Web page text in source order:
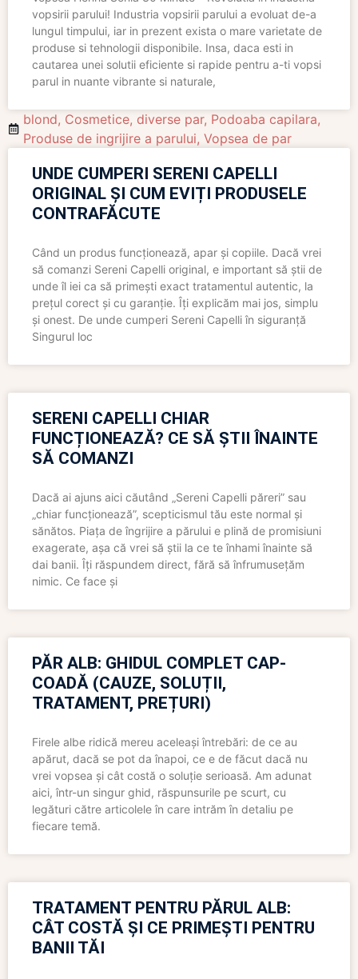
vopsirii parului! Industria vopsirii parului a evoluat de-a
lungul timpului, iar in prezent exista o mare varietate de
produse si tehnologii disponibile. Insa, daca esti in
cautarea unei solutii eficiente si rapide pentru a-ti vopsi
parul in nuante vibrante si naturale,
blond, Cosmetice, diverse par, Podoaba capilara,
Produse de ingrijire a parului, Vopsea de par
UNDE CUMPERI SERENI CAPELLI
ORIGINAL ȘI CUM EVIȚI PRODUSELE
CONTRAFĂCUTE
Când un produs funcționează, apar și copiile. Dacă vrei
să comanzi Sereni Capelli original, e important să știi de
unde îl iei ca să primești exact tratamentul autentic, la
prețul corect și cu garanție. Îți explicăm mai jos, simplu
și onest. De unde cumperi Sereni Capelli în siguranță
Singurul loc
SERENI CAPELLI CHIAR
FUNCȚIONEAZĂ? CE SĂ ȘTII ÎNAINTE
SĂ COMANZI
Dacă ai ajuns aici căutând „Sereni Capelli păreri” sau
„chiar funcționează”, scepticismul tău este normal și
sănătos. Piața de îngrijire a părului e plină de promisiuni
exagerate, așa că vrei să știi la ce te înhami înainte să
dai banii. Îți răspundem direct, fără să înfrumusețăm
nimic. Ce face și
PĂR ALB: GHIDUL COMPLET CAP-
COADĂ (CAUZE, SOLUȚII,
TRATAMENT, PREȚURI)
Firele albe ridică mereu aceleași întrebări: de ce au
apărut, dacă se pot da înapoi, ce e de făcut dacă nu
vrei vopsea și cât costă o soluție serioasă. Am adunat
aici, într-un singur ghid, răspunsurile pe scurt, cu
legături către articolele în care intrăm în detaliu pe
fiecare temă.
TRATAMENT PENTRU PĂRUL ALB:
CÂT COSTĂ ȘI CE PRIMEȘTI PENTRU
BANII TĂI